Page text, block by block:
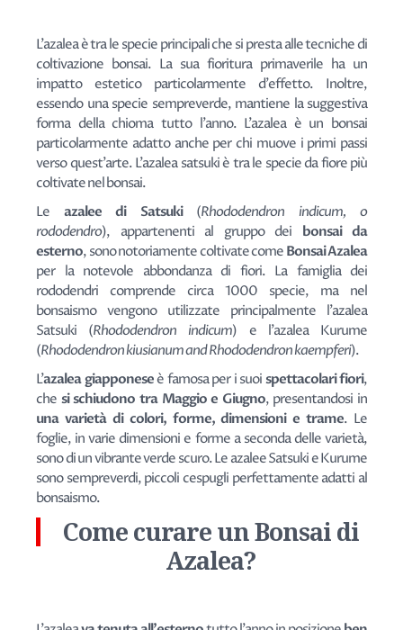
L'azalea è tra le specie principali che si presta alle tecniche di
coltivazione bonsai. La sua fioritura primaverile ha un
impatto estetico particolarmente d'effetto. Inoltre,
essendo una specie sempreverde, mantiene la suggestiva
forma della chioma tutto l'anno. L'azalea è un bonsai
particolarmente adatto anche per chi muove i primi passi
verso quest'arte. L'azalea satsuki è tra le specie da fiore più
coltivate nel bonsai.
Le azalee di Satsuki(Rhododendron indicum, o
rododendro), appartenenti al gruppo dei bonsai da
esterno, sono notoriamente coltivate comeBonsai Azalea
per la notevole abbondanza di fiori. La famiglia dei
rododendri comprende circa 1000 specie, ma nel
bonsaismo vengono utilizzate principalmente l'azalea
Satsuki (Rhododendron indicum) e l'azalea Kurume
(Rhododendron kiusianum and Rhododendron kaempferi).
L'azalea giapponeseè famosa per i suoispettacolari fiori,
che si schiudono tra Maggio e Giugno, presentandosi in
una varietà di colori, forme, dimensioni e trame. Le
foglie, in varie dimensioni e forme a seconda delle varietà,
sono di un vibrante verde scuro. Le azalee Satsuki e Kurume
sono sempreverdi, piccoli cespugli perfettamente adatti al
bonsaismo.
Come curare un Bonsai di
Azalea?